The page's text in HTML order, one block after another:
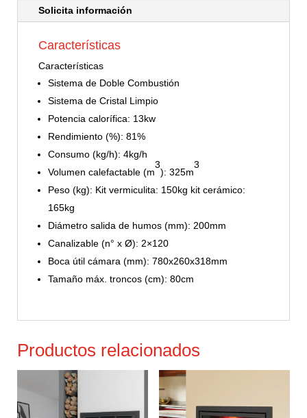
Solicita información
Características
Características
Sistema de Doble Combustión
Sistema de Cristal Limpio
Potencia calorífica: 13kw
Rendimiento (%): 81%
Consumo (kg/h): 4kg/h
Volumen calefactable (m
3
): 325m
3
Peso (kg): Kit vermiculita: 150kg kit cerámico:
165kg
Diámetro salida de humos (mm): 200mm
Canalizable (n° x Ø): 2×120
Boca útil cámara (mm): 780x260x318mm
Tamaño máx. troncos (cm): 80cm
Productos relacionados